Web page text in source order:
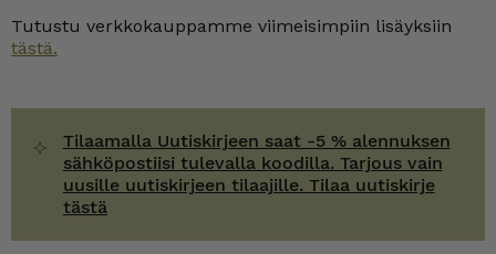
Tutustu verkkokauppamme viimeisimpiin lisäyksiin
tästä.
Tilaamalla Uutiskirjeen saat -5 % alennuksen
sähköpostiisi tulevalla koodilla. Tarjous vain
uusille uutiskirjeen tilaajille. Tilaa uutiskirje
tästä